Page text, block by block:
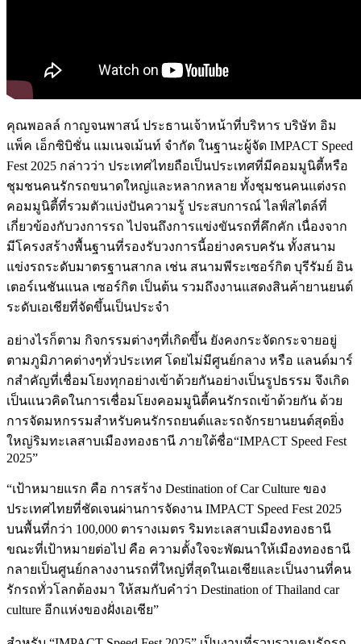
คุณพอลล์ กาญจนพาสน์ ประธานเจ้าหน้าที่บริหาร บริษัท อิม
แพ็ค เอ็กซิบิชั่น แมเนจเม้นท์ จำกัด ในฐานะผู้จัด IMPACT Speed
Fest 2025 กล่าวว่า ประเทศไทยถือเป็นประเทศที่มีคอมมูนิตี้หรือ
ชุมชนคนรักรถขนาดใหญ่และหลากหลาย ทั้งชุมชนคนแต่งรถ
คอมมูนิตี้ที่รวมตัวแบ่งปันความรู้ ประสบการณ์ ไลฟ์สไตล์ที่
เกี่ยวข้องกับวงการรถ ไปจนถึงการแข่งขันรถที่คึกคัก เนื่องจาก
มีโครงสร้างพื้นฐานที่รองรับวงการนี้อย่างครบครัน ทั้งสนาม
แข่งรถระดับมาตรฐานสากล เช่น สนามพีระเซอร์กิต บุรีรัมย์ อิน
เตอร์เนชันแนล เซอร์กิต เป็นต้น รวมถึงงานแสดงสินค้ายานยนต์
ระดับเอเชียที่จัดขึ้นเป็นประจำ
อย่างไรก็ตาม กิจกรรมต่างๆที่เกิดขึ้น ยังคงกระจัดกระจายอยู่
ตามภูมิภาคต่างๆทั่วประเทศ โดยไม่มีศูนย์กลาง หรือ แลนด์มาร์
กสำคัญที่เชื่อมโยงทุกอย่างเข้าด้วยกันอย่างเป็นรูปธรรม จึงเกิด
เป็นแนวคิดในการเชื่อมโยงคอมมูนิตี้คนรักรถเข้าด้วยกัน ด้วย
การจัดมหกรรมสำหรับคนรักรถยนต์และรถจักรยานยนต์สุดยิ่ง
ใหญ่ริมทะเลสาบเมืองทองธานี ภายใต้ชื่อ“IMPACT Speed Fest
2025”
“เป้าหมายแรก คือ การสร้าง Destination of Car Culture ของ
ประเทศไทยที่ชัดเจนผ่านการจัดงาน IMPACT Speed Fest 2025
บนพื้นที่กว่า 100,000 ตารางเมตร ริมทะเลสาบเมืองทองธานี
ขณะที่เป้าหมายต่อไป คือ ความตั้งใจจะพัฒนาให้เมืองทองธานี
กลายเป็นศูนย์กลางงานรถที่ใหญ่ที่สุดในเอเชียและเป็นงานที่คน
รักรถทั่วโลกต้องมา ให้สมกับคำว่า Destination of Thailand car
culture อีกแห่งของฝั่งเอเชีย”